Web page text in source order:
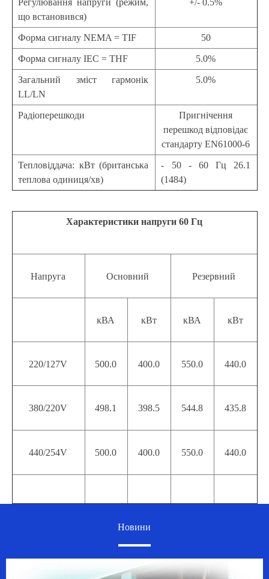
Регулювання напруги (режим,
що встановився)
+/- 0.5%
Форма сигналу NEMA = TIF 50
Форма сигналу IEC = THF 5.0%
Загальний зміст гармонік
LL/LN
5.0%
Радіоперешкоди
Пригнічення
перешкод відповідає
стандарту EN61000-6
Тепловіддача: кВт (британська
теплова одиниця/хв)
- 50 - 60 Гц 26.1
(1484)
Характеристики напруги 60 Гц
Напруга Основний Резервний
кВА кВт кВА кВт
220/127V 500.0 400.0 550.0 440.0
380/220V 498.1 398.5 544.8 435.8
440/254V 500.0 400.0 550.0 440.0
Новини